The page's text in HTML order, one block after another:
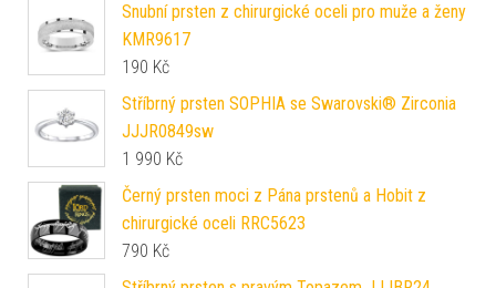
Snubní prsten z chirurgické oceli pro muže a ženy
KMR9617
190 Kč
Stříbrný prsten SOPHIA se Swarovski® Zirconia
JJJR0849sw
1 990 Kč
Černý prsten moci z Pána prstenů a Hobit z
chirurgické oceli RRC5623
790 Kč